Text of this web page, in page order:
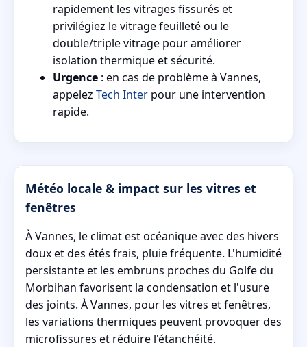
rapidement les vitrages fissurés et
privilégiez le vitrage feuilleté ou le
double/triple vitrage pour améliorer
isolation thermique et sécurité.
Urgence : en cas de problème à Vannes,
appelez Tech Inter pour une intervention
rapide.
Météo locale & impact sur les vitres et
fenêtres
À Vannes, le climat est océanique avec des hivers
doux et des étés frais, pluie fréquente. L'humidité
persistante et les embruns proches du Golfe du
Morbihan favorisent la condensation et l'usure
des joints. À Vannes, pour les vitres et fenêtres,
les variations thermiques peuvent provoquer des
microfissures et réduire l'étanchéité.